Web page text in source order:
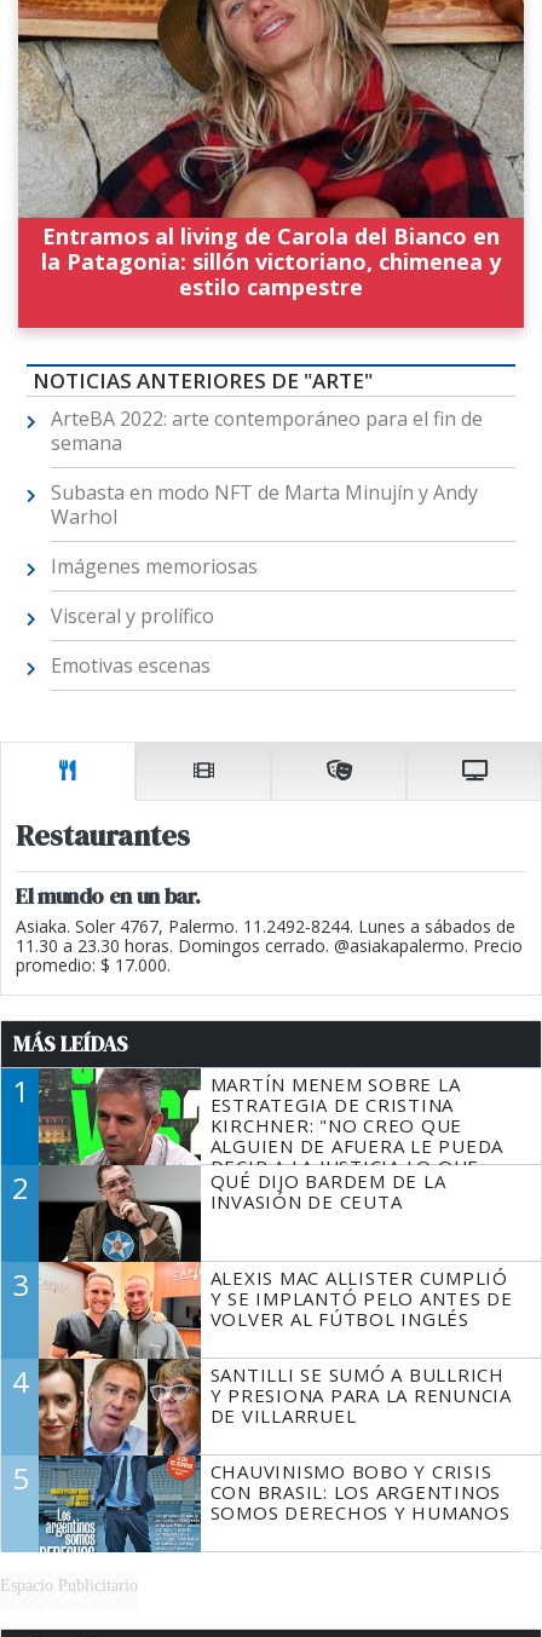
Entramos al living de Carola del Bianco en
la Patagonia: sillón victoriano, chimenea y
estilo campestre
NOTICIAS ANTERIORES DE "ARTE"
ArteBA 2022: arte contemporáneo para el fin de
semana
Subasta en modo NFT de Marta Minujín y Andy
Warhol
Imágenes memoriosas
Visceral y prolífico
Emotivas escenas
Restaurantes
El mundo en un bar.
Asiaka. Soler 4767, Palermo. 11.2492-8244. Lunes a sábados de
11.30 a 23.30 horas. Domingos cerrado. @asiakapalermo. Precio
promedio: $ 17.000.
MÁS LEÍDAS
1
MARTÍN MENEM SOBRE LA
ESTRATEGIA DE CRISTINA
KIRCHNER: "NO CREO QUE
ALGUIEN DE AFUERA LE PUEDA
DECIR A LA JUSTICIA LO QUE
TIENE QUE HACER"
2
QUÉ DIJO BARDEM DE LA
INVASIÓN DE CEUTA
3
ALEXIS MAC ALLISTER CUMPLIÓ
Y SE IMPLANTÓ PELO ANTES DE
VOLVER AL FÚTBOL INGLÉS
4
SANTILLI SE SUMÓ A BULLRICH
Y PRESIONA PARA LA RENUNCIA
DE VILLARRUEL
5
CHAUVINISMO BOBO Y CRISIS
CON BRASIL: LOS ARGENTINOS
SOMOS DERECHOS Y HUMANOS
Espacio Publicitario